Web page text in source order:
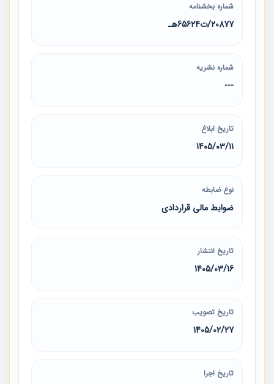
شماره بخشنامه
20877/ت65624هـ
شماره نشریه
---
تاریخ ابلاغ
1405/03/11
نوع ضابطه
ضوابط مالی قراردادی
تاریخ انتشار
1405/03/16
تاریخ تصویب
1405/02/27
تاریخ اجرا